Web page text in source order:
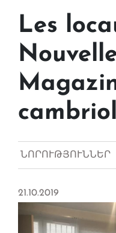
Les
ՆՈՐՈՒԹՅՈՒՆՆԵՐ
21.10.2019